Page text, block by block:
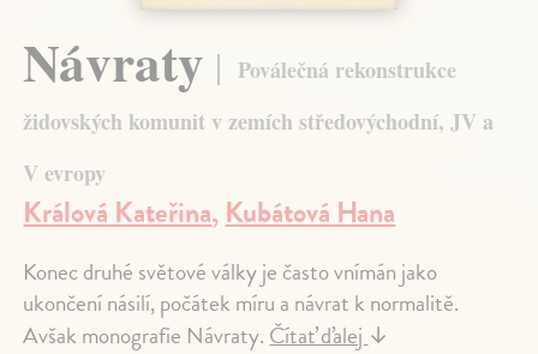
Návraty
Poválečná rekonstrukce
židovských komunit v zemích středovýchodní, JV a
V evropy
Králová Kateřina,Kubátová Hana
Konec druhé světové války je často vnímán jako
ukončení násilí, počátek míru a návrat k normalitě.
Avšak monografie Návraty.Čítať ďalej↓